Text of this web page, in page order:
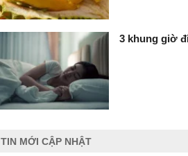
3 khung giờ
TIN MỚI CẬP NHẬT